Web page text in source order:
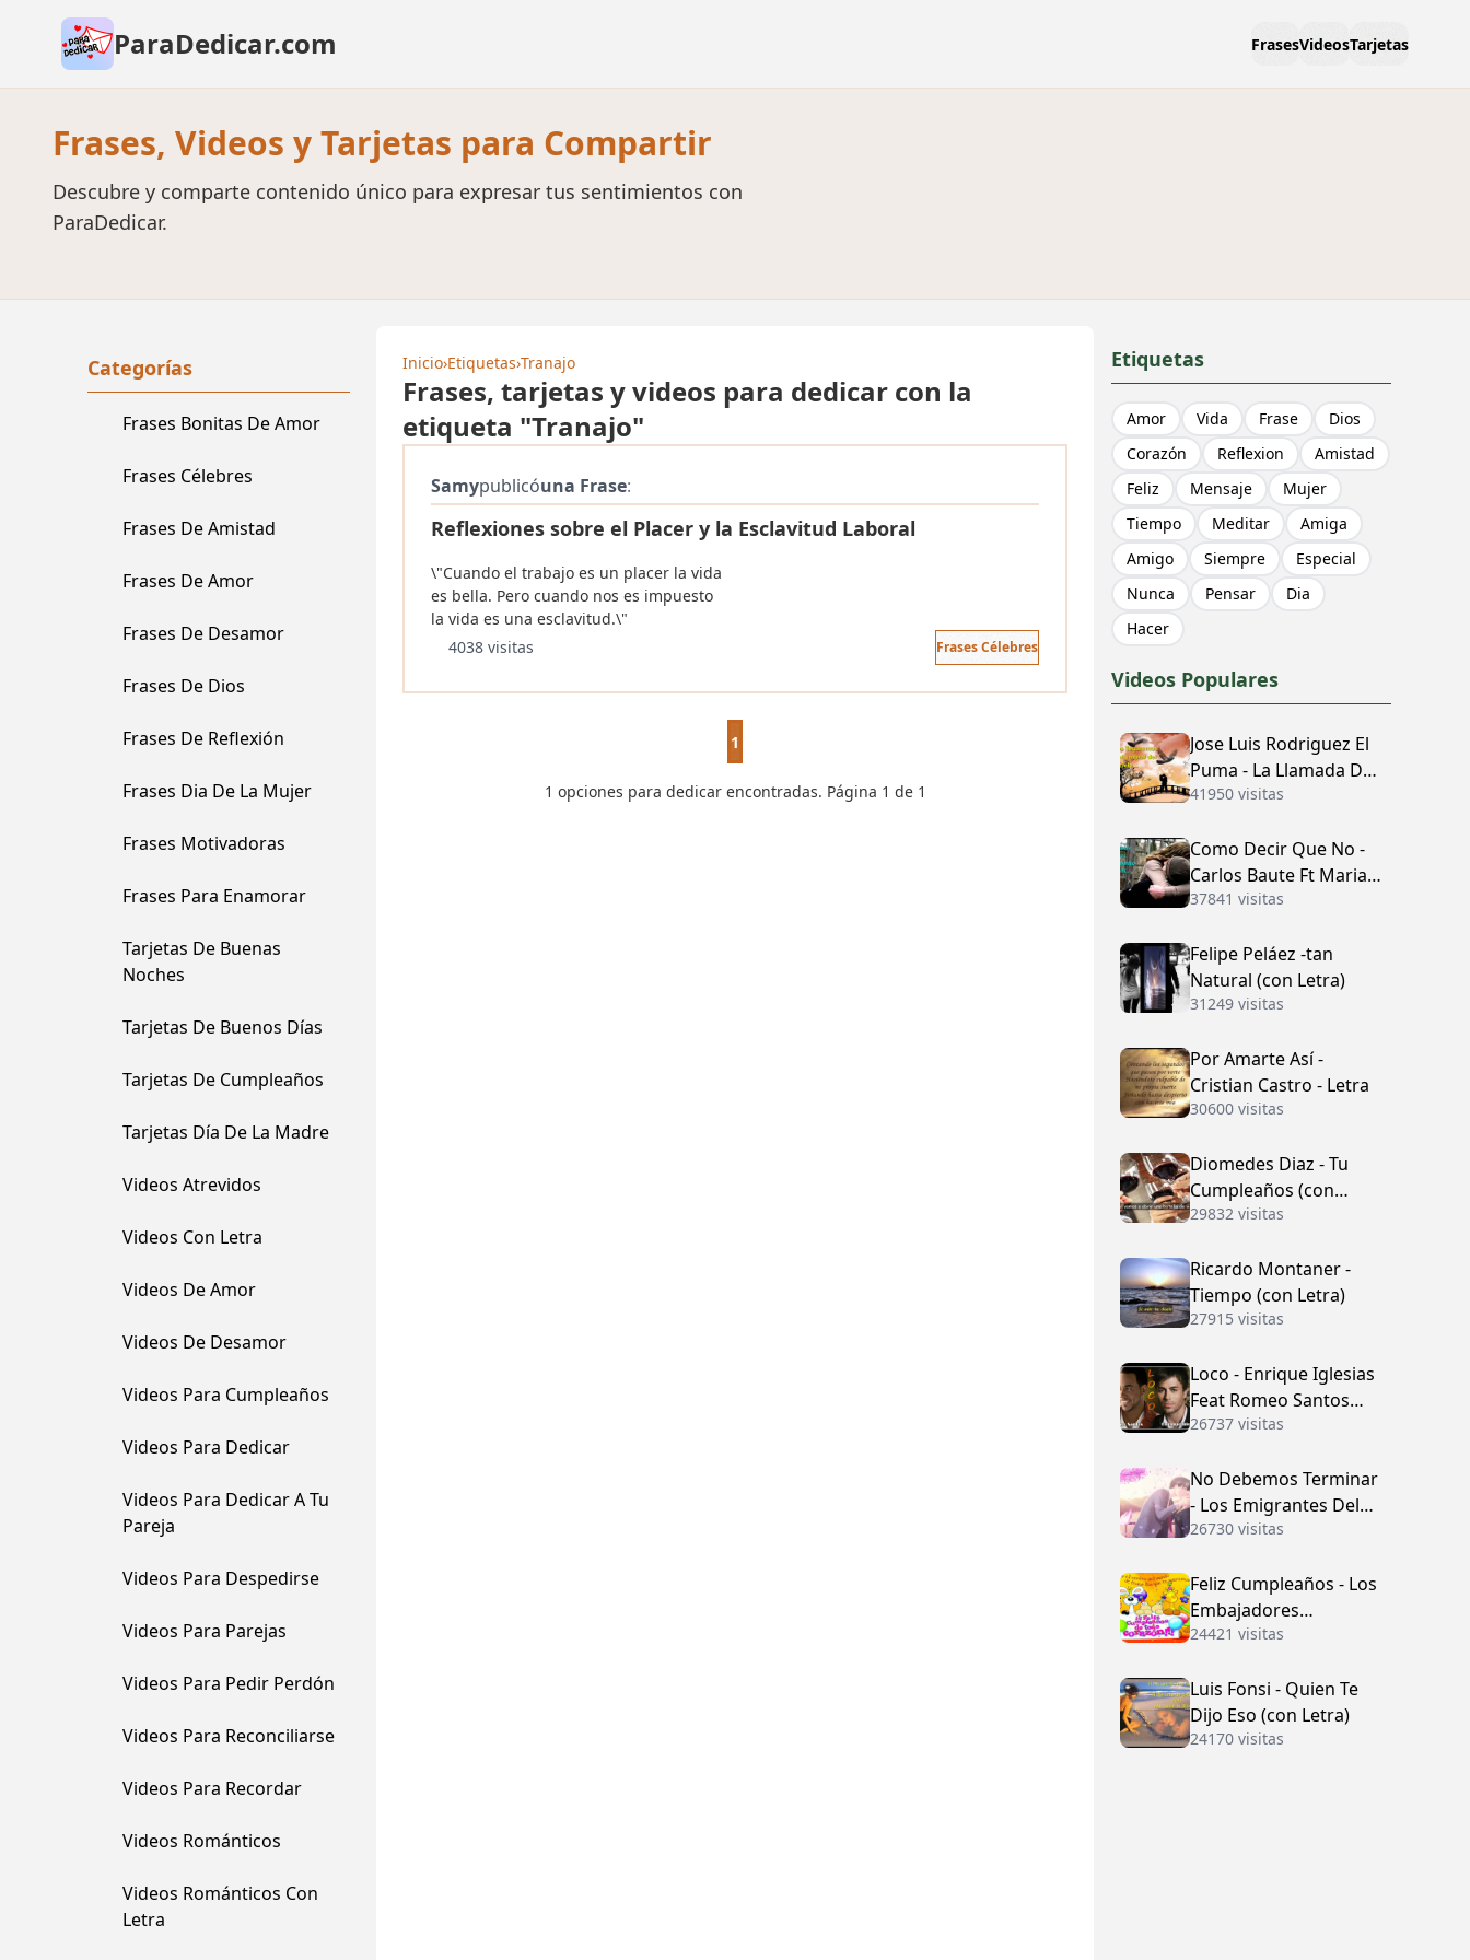
ParaDedicar.com FrasesVideosTarjetas
Frases, Videos y Tarjetas para Compartir
Descubre y comparte contenido único para expresar tus sentimientos con
ParaDedicar.
Categorías
Frases Bonitas De Amor
Frases Célebres
Frases De Amistad
Frases De Amor
Frases De Desamor
Frases De Dios
Frases De Reflexión
Frases Dia De La Mujer
Frases Motivadoras
Frases Para Enamorar
Tarjetas De Buenas
Noches
Tarjetas De Buenos Días
Tarjetas De Cumpleaños
Tarjetas Día De La Madre
Videos Atrevidos
Videos Con Letra
Videos De Amor
Videos De Desamor
Videos Para Cumpleaños
Videos Para Dedicar
Videos Para Dedicar A Tu
Pareja
Videos Para Despedirse
Videos Para Parejas
Videos Para Pedir Perdón
Videos Para Reconciliarse
Videos Para Recordar
Videos Románticos
Videos Románticos Con
Letra
Inicio›Etiquetas›Tranajo
Frases, tarjetas y videos para dedicar con la
etiqueta "Tranajo"
Samypublicóuna Frase:
Reflexiones sobre el Placer y la Esclavitud Laboral
\"Cuando el trabajo es un placer la vida
es bella. Pero cuando nos es impuesto
la vida es una esclavitud.\"
4038 visitas
Frases Célebres
1
1 opciones para dedicar encontradas. Página 1 de 1
Etiquetas
Amor Vida Frase
Dios
Corazón
Reflexion
Amistad
Feliz
Mensaje
Mujer
Tiempo
Meditar
Amiga
Amigo
Siempre
Especial
Nunca
Pensar
Dia
Hacer
Videos Populares
Jose Luis Rodriguez El
Puma - La Llamada Del
Amor (con Letra)
41950 visitas
Como Decir Que No -
Carlos Baute Ft Maria
José (con Letra)
37841 visitas
Felipe Peláez -tan
Natural (con Letra)
31249 visitas
Por Amarte Así -
Cristian Castro - Letra
30600 visitas
Diomedes Diaz - Tu
Cumpleaños (con
Letra)
29832 visitas
Ricardo Montaner -
Tiempo (con Letra)
27915 visitas
Loco - Enrique Iglesias
Feat Romeo Santos
(con Letra)
26737 visitas
No Debemos Terminar
- Los Emigrantes Del
Vallenato
26730 visitas
Feliz Cumpleaños - Los
Embajadores
Vallenatos (con Letra)
24421 visitas
Luis Fonsi - Quien Te
Dijo Eso (con Letra)
24170 visitas